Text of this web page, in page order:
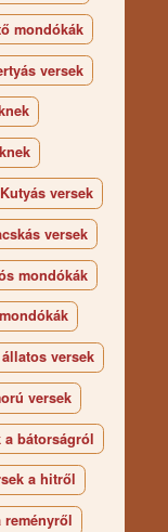
mondókák
versek
Kutyás versek
versek
mondókák
versek
versek
a bátorságról
a hitről
reményről